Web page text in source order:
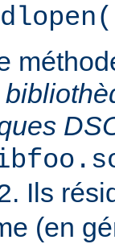
. Ils
(en